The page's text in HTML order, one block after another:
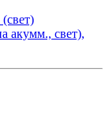
акумм., свет),